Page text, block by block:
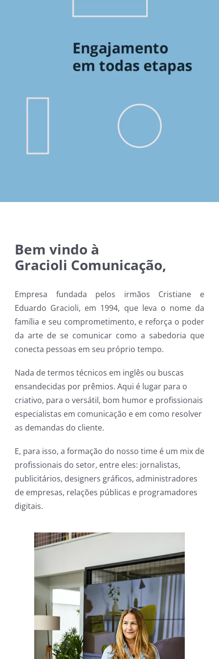
Bem vindo à
Gracioli Comunicação,
Empresa fundada pelos irmãos Cristiane e
Eduardo Gracioli, em 1994, que leva o nome da
família e seu comprometimento, e reforça o poder
da arte de se comunicar como a sabedoria que
conecta pessoas em seu próprio tempo.
Nada de termos técnicos em inglês ou buscas
ensandecidas por prêmios. Aqui é lugar para o
criativo, para o versátil, bom humor e profissionais
especialistas em comunicação e em como resolver
as demandas do cliente.
E, para isso, a formação do nosso time é um mix de
profissionais do setor, entre eles: jornalistas,
publicitários, designers gráficos, administradores
de empresas, relações públicas e programadores
digitais.